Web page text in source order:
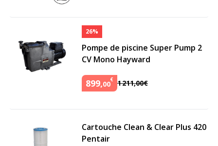
26%
Pompe de piscine Super Pump 2
CV Mono Hayward
899,00€ 1211,00€
Cartouche Clean & Clear Plus 420
Pentair